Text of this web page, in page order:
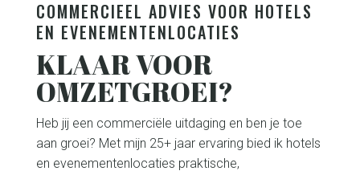
JORGEN RIJNAARD
PILLOWS HOTELS